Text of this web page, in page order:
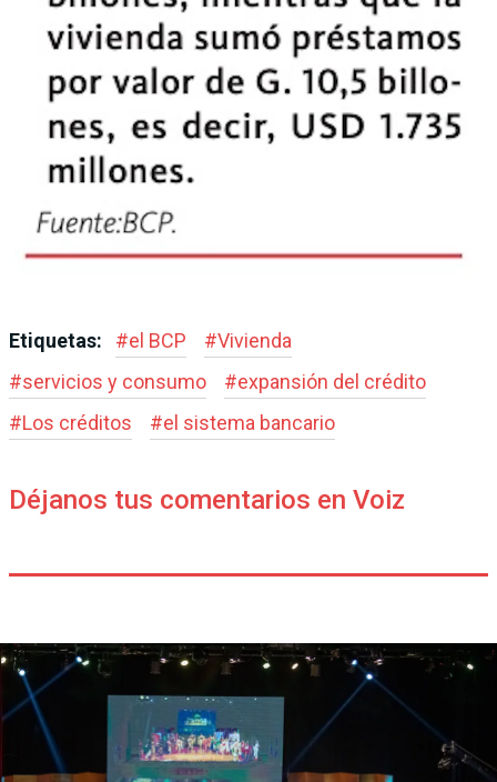
Etiquetas: #el BCP #Vivienda
#servicios y consumo #expansión del crédito
#Los créditos #el sis­tema bancario
Déjanos tus comentarios en Voiz